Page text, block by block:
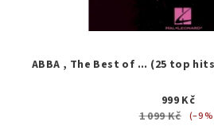
ABBA , The Best of ... (25 top
999 Kč
1 099 Kč (–9